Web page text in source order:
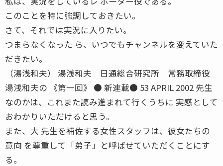
このことを特に強調しておきたい。
さて、それでは実況に入りたい。
つまらなくなった ら、いつでもチャンネルを変えていた
だきたい。
（湯浅和夫） 湯浅和夫 日通総合研究所 常務取締役
湯浅和夫の 《第一回》 ● 新連載● 53 APRIL 2002 先生
なのかは、これまた読み進まれて行くうちに 実感として
おわかりいただけると思う。
また、大 先生を補佐する女性スタッフは、彼女たちの
意向 を尊重して「弟子」と呼ばせていただくことにす
る。